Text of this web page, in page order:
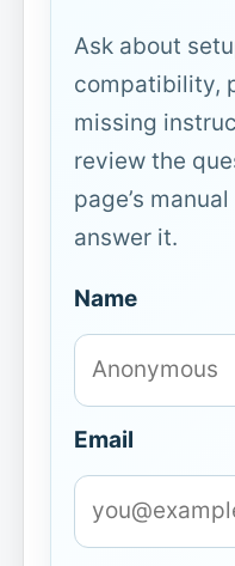
Ask about
compatibility,
missing
review the
page’s
answer it.
Name
Email